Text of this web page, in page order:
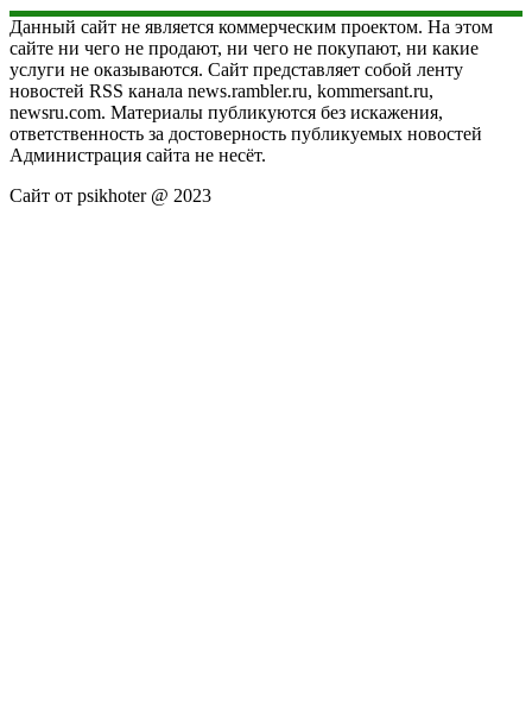
Данный сайт не является коммерческим проектом. На этом
сайте ни чего не продают, ни чего не покупают, ни какие
услуги не оказываются. Сайт представляет собой ленту
новостей RSS канала news.rambler.ru, kommersant.ru,
newsru.com. Материалы публикуются без искажения,
ответственность за достоверность публикуемых новостей
Администрация сайта не несёт.
Сайт от psikhoter @ 2023